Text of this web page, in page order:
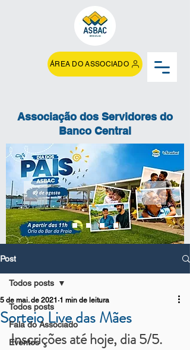
ÁREA DO ASSOCIADO
Associação dos Servidores do
Banco Central
Post
Todos posts
Fala do Associado
Eventos
Todos posts
Sorteio Live das Mães
5 de mai. de 2021 1 min de leitura
Inscrições até hoje, dia 5/5.